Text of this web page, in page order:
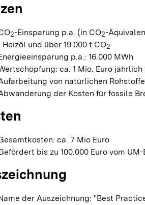
2-Einsparung p.a. (in CO2-
Heizöl und über 19.000 t CO2
p.a.: 16.000 MWh
ca. 1 Mio. Euro
von natürlichen
der Kosten für fossile
ca. 7 Mio Euro
bis zu 100.000 Euro vom UM-
der Auszeichnung: "Best